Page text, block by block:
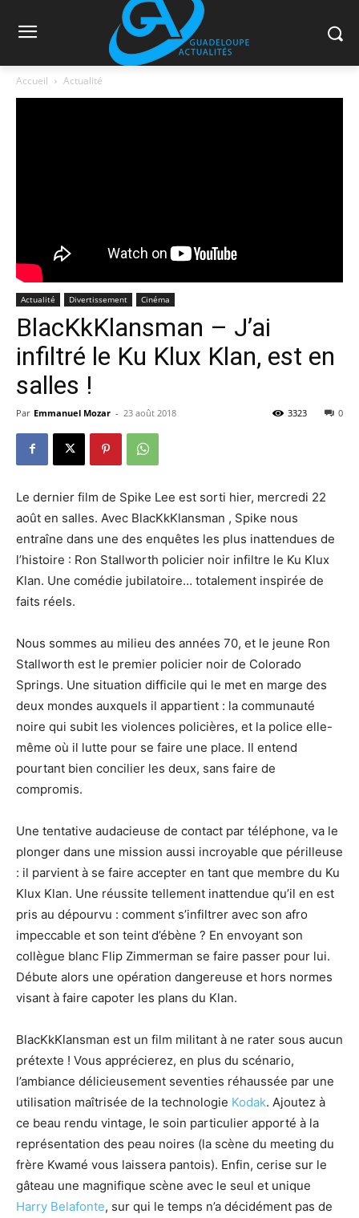
Accueil Actualité
Actualité Divertissement Cinéma
BlacKkKlansman – J’ai
infiltré le Ku Klux Klan, est en
salles !
Par Emmanuel Mozar - 23 août 2018 0
3323
Le dernier film de Spike Lee est sorti hier, mercredi 22
août en salles. Avec BlacKkKlansman , Spike nous
entraîne dans une des enquêtes les plus inattendues de
l’histoire : Ron Stallworth policier noir infiltre le Ku Klux
Klan. Une comédie jubilatoire… totalement inspirée de
faits réels.
Nous sommes au milieu des années 70, et le jeune Ron
Stallworth est le premier policier noir de Colorado
Springs. Une situation difficile qui le met en marge des
deux mondes auxquels il appartient : la communauté
noire qui subit les violences policières, et la police elle-
même où il lutte pour se faire une place. Il entend
pourtant bien concilier les deux, sans faire de
compromis.
Une tentative audacieuse de contact par téléphone, va le
plonger dans une mission aussi incroyable que périlleuse
: il parvient à se faire accepter en tant que membre du Ku
Klux Klan. Une réussite tellement inattendue qu’il en est
pris au dépourvu : comment s’infiltrer avec son afro
impeccable et son teint d’ébène ? En envoyant son
collègue blanc Flip Zimmerman se faire passer pour lui.
Débute alors une opération dangereuse et hors normes
visant à faire capoter les plans du Klan.
BlacKkKlansman est un film militant à ne rater sous aucun
prétexte ! Vous apprécierez, en plus du scénario,
l’ambiance délicieusement seventies réhaussée par une
utilisation maîtrisée de la technologie Kodak. Ajoutez à
ce beau rendu vintage, le soin particulier apporté à la
représentation des peau noires (la scène du meeting du
frère Kwamé vous laissera pantois). Enfin, cerise sur le
gâteau une magnifique scène avec le seul et unique
Harry Belafonte, sur qui le temps n’a décidément pas de